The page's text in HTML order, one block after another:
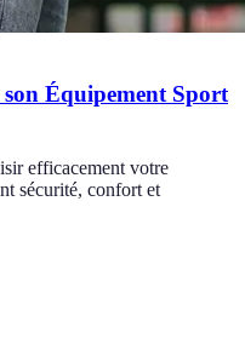
Équipement Sport
efficacement votre
sécurité, confort et